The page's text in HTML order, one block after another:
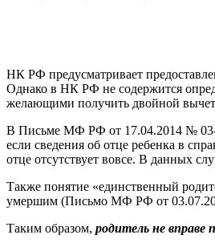
НК РФ предусматривает
Однако в НК РФ не содержится
желающими получить двойной вычет
В Письме МФ РФ от 17.04.2014 № 03-
если сведения об отце ребенка в
отце отсутствует вовсе. В данных
Также понятие «единственный
умершим (Письмо МФ РФ от
Таким образом, родитель не вправе